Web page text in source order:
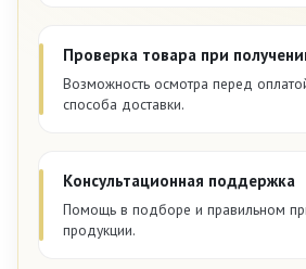
Проверка товара при
Возможность осмотра перед
способа доставки.
Консультационная поддержка
Помощь в подборе и правильном
продукции.